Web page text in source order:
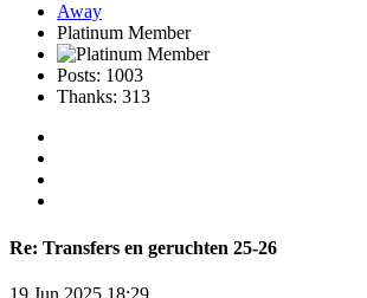
Away
Platinum Member
Posts: 1003
Thanks: 313
Re: Transfers en geruchten 25-26
19 Jun 2025 18:29